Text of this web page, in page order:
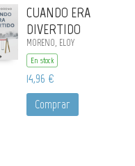
CUANDO ERA
DIVERTIDO
MORENO, ELOY
En stock
14,96 €
Comprar